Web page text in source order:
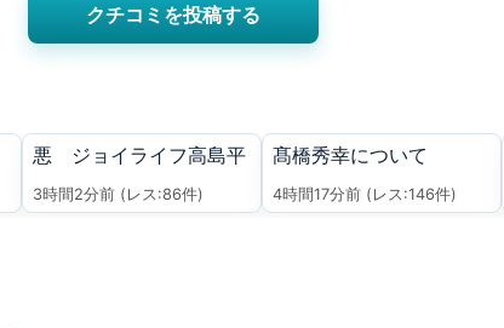
クチコミを投稿する
悪 ジョイライフ高島平
3時間2分前 (レス:86件)
髙橋秀幸について
4時間17分前 (レス:146件)